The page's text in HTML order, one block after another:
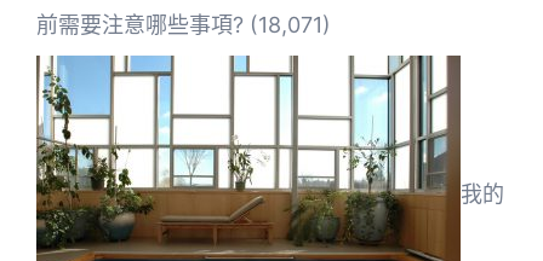
前需要注意哪些事項? (18,071)
我的